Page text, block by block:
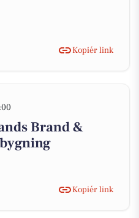
Kopiér link
Brand &
Kopiér link